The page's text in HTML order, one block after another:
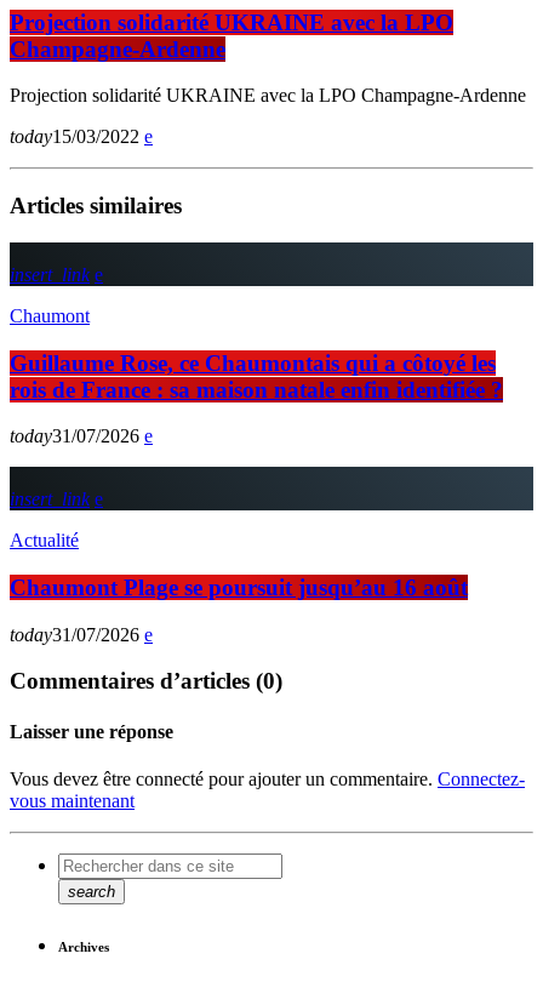
Projection solidarité UKRAINE avec la LPO
Champagne-Ardenne
Projection solidarité UKRAINE avec la LPO Champagne-Ardenne
today15/03/2022
Articles similaires
insert_link
Chaumont
Guillaume Rose, ce Chaumontais qui a côtoyé les
rois de France : sa maison natale enfin identifiée ?
today31/07/2026
insert_link
Actualité
Chaumont Plage se poursuit jusqu’au 16 août
today31/07/2026
Commentaires d’articles (0)
Laisser une réponse
Vous devez être connecté pour ajouter un commentaire. Connectez-
vous maintenant
search
Archives